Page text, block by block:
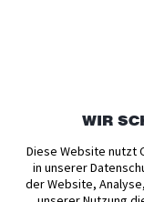
WIR
Diese Website nutzt
in unserer
der Website,